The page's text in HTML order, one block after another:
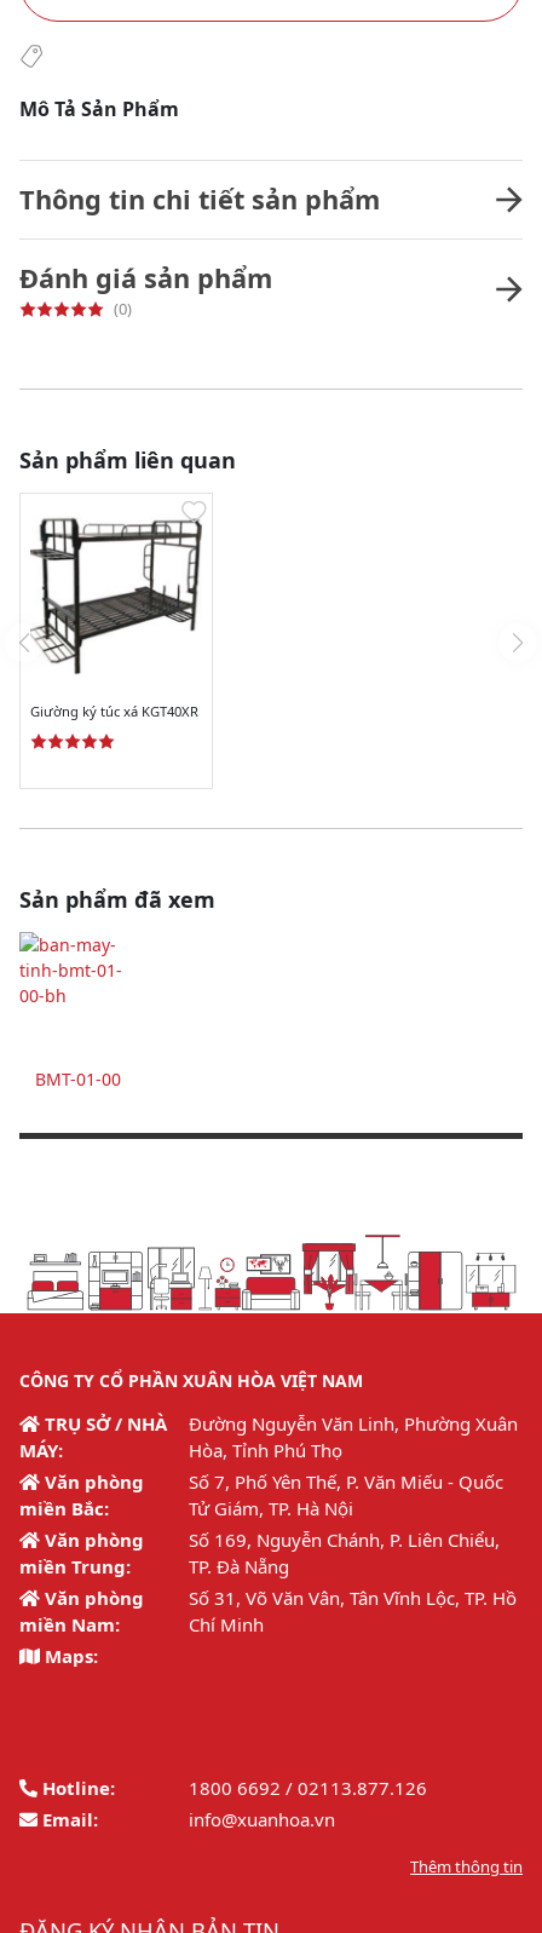
Mô Tả Sản Phẩm
Thông tin chi tiết sản phẩm
Đánh giá sản phẩm
(0)
Sản phẩm liên quan
Giường ký túc xá KGT40XR
Sản phẩm đã xem
BMT-01-00
CÔNG TY CỔ PHẦN XUÂN HÒA VIỆT NAM
TRỤ SỞ / NHÀ
MÁY:
Đường Nguyễn Văn Linh, Phường Xuân
Hòa, Tỉnh Phú Thọ
Văn phòng
miền Bắc:
Số 7, Phố Yên Thế, P. Văn Miếu - Quốc
Tử Giám, TP. Hà Nội
Văn phòng
miền Trung:
Số 169, Nguyễn Chánh, P. Liên Chiểu,
TP. Đà Nẵng
Văn phòng
miền Nam:
Số 31, Võ Văn Vân, Tân Vĩnh Lộc, TP. Hồ
Chí Minh
Maps:
Hotline:
1800 6692 / 02113.877.126
Email:
info@xuanhoa.vn
Thêm thông tin